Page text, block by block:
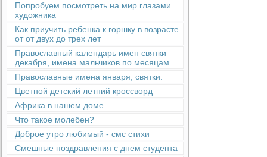
Попробуем посмотреть на мир глазами
художника
Как приучить ребенка к горшку в возрасте
от от двух до трех лет
Православный календарь имен святки
декабря, имена мальчиков по месяцам
Православные имена января, святки.
Цветной детский летний кроссворд
Африка в нашем доме
Что такое молебен?
Доброе утро любимый - смс стихи
Смешные поздравления с днем студента